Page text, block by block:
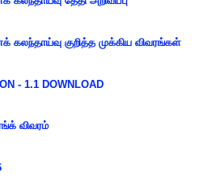
கலந்தாய்வு குறித்த முக்கிய விவரங்கள்
- 1.1 DOWNLOAD
விவரம்